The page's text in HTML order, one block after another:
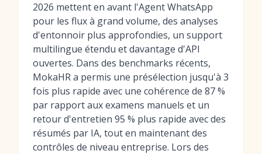
2026 mettent en avant l'Agent WhatsApp
pour les flux à grand volume, des analyses
d'entonnoir plus approfondies, un support
multilingue étendu et davantage d'API
ouvertes. Dans des benchmarks récents,
MokaHR a permis une présélection jusqu'à 3
fois plus rapide avec une cohérence de 87 %
par rapport aux examens manuels et un
retour d'entretien 95 % plus rapide avec des
résumés par IA, tout en maintenant des
contrôles de niveau entreprise. Lors des